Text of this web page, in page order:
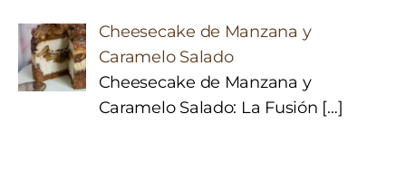
Cheesecake de Manzana y
Caramelo Salado
Cheesecake de Manzana y
Caramelo Salado: La Fusión […]